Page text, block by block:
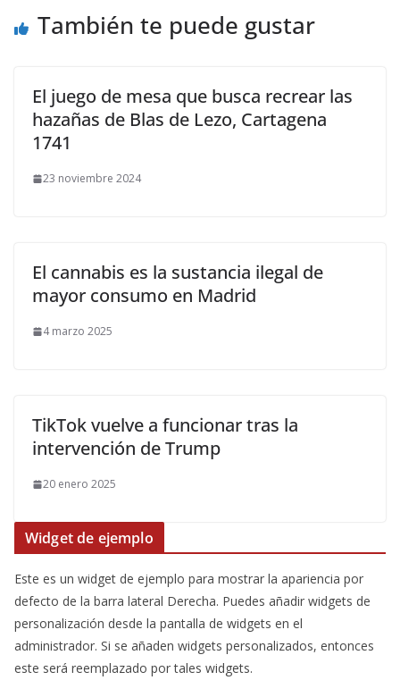
También te puede gustar
El juego de mesa que busca recrear las
hazañas de Blas de Lezo, Cartagena
1741
23 noviembre 2024
El cannabis es la sustancia ilegal de
mayor consumo en Madrid
4 marzo 2025
TikTok vuelve a funcionar tras la
intervención de Trump
20 enero 2025
Widget de ejemplo
Este es un widget de ejemplo para mostrar la apariencia por
defecto de la barra lateral Derecha. Puedes añadir widgets de
personalización desde la pantalla de widgets en el
administrador. Si se añaden widgets personalizados, entonces
este será reemplazado por tales widgets.